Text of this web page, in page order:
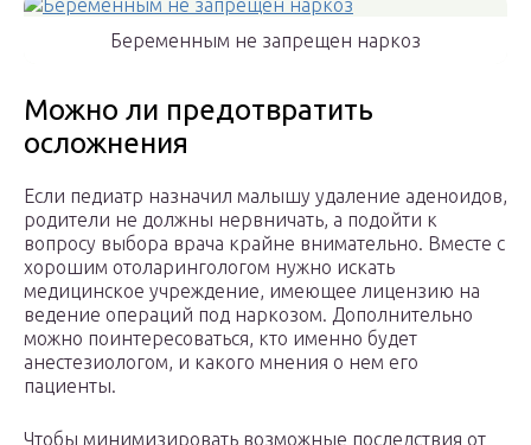
Беременным не запрещен наркоз
Можно ли предотвратить
осложнения
Если педиатр назначил малышу удаление аденоидов,
родители не должны нервничать, а подойти к
вопросу выбора врача крайне внимательно. Вместе с
хорошим отоларингологом нужно искать
медицинское учреждение, имеющее лицензию на
ведение операций под наркозом. Дополнительно
можно поинтересоваться, кто именно будет
анестезиологом, и какого мнения о нем его
пациенты.
Чтобы минимизировать возможные последствия от